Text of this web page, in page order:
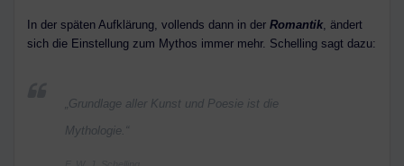
In der späten Aufklärung, vollends dann in der Romantik, ändert
sich die Einstellung zum Mythos immer mehr. Schelling sagt dazu:
„Grundlage aller Kunst und Poesie ist die
Mythologie.“